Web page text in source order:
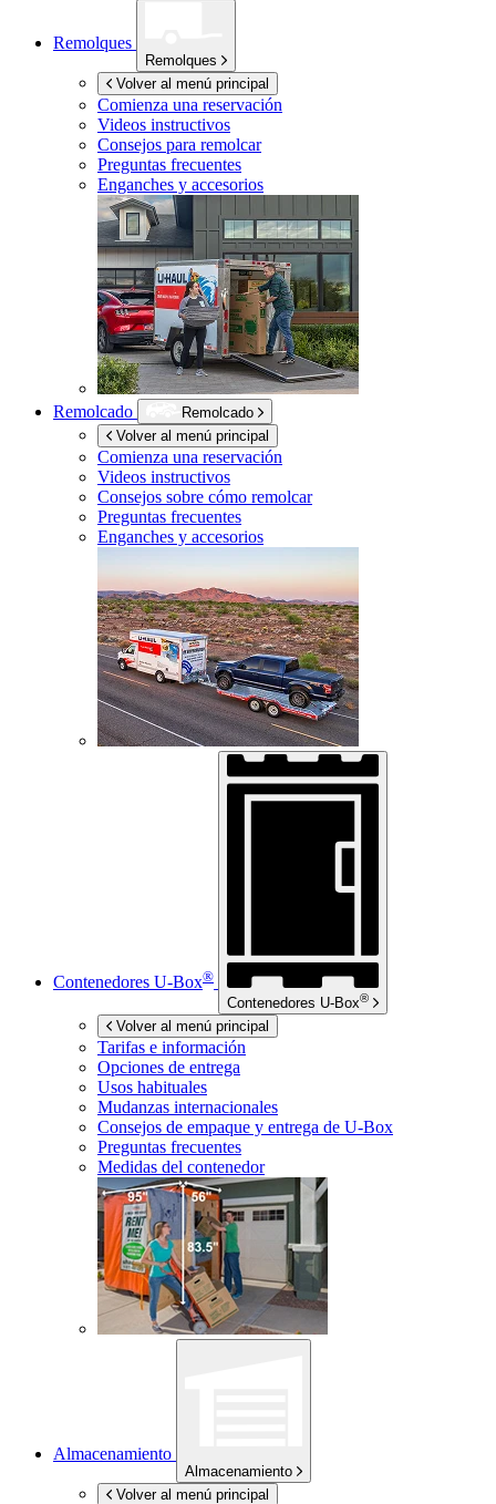
Remolques
Remolques
Volver al menú principal
Comienza una reservación
Videos instructivos
Consejos para remolcar
Preguntas frecuentes
Enganches y accesorios
Remolcado
Remolcado
Volver al menú principal
Comienza una reservación
Videos instructivos
Consejos sobre cómo remolcar
Preguntas frecuentes
Enganches y accesorios
Contenedores U-Box®
Contenedores U-Box®
Volver al menú principal
Tarifas e información
Opciones de entrega
Usos habituales
Mudanzas internacionales
Consejos de empaque y entrega de U-Box
Preguntas frecuentes
Medidas del contenedor
Almacenamiento
Almacenamiento
Volver al menú principal